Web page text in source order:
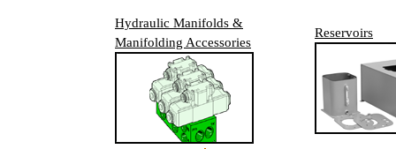
Hydraulic Manifolds &
Manifolding Accessories
Reservoirs